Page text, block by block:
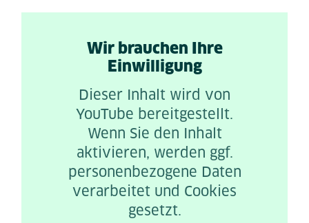
Wir brauchen Ihre
Einwilligung
Dieser Inhalt wird von
YouTube bereitgestellt.
Wenn Sie den Inhalt
aktivieren, werden ggf.
personenbezogene Daten
verarbeitet und Cookies
gesetzt.